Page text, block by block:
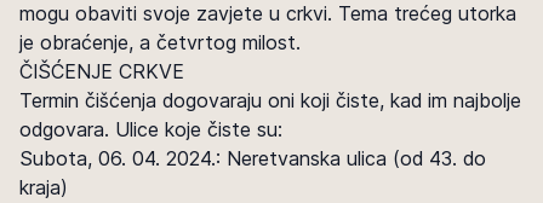
mogu obaviti svoje zavjete u crkvi. Tema trećeg utorka
je obraćenje, a četvrtog milost.
ČIŠĆENJE CRKVE
Termin čišćenja dogovaraju oni koji čiste, kad im najbolje
odgovara. Ulice koje čiste su:
Subota, 06. 04. 2024.: Neretvanska ulica (od 43. do
kraja)